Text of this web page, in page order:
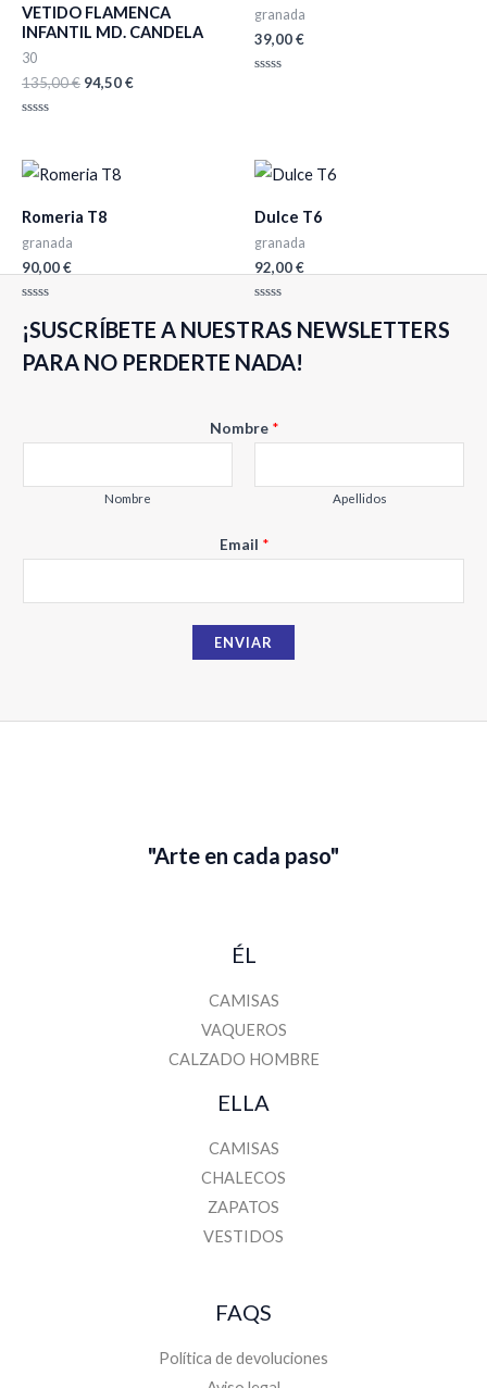
VETIDO FLAMENCA
INFANTIL MD. CANDELA
30
135,00€
135,00 €.
94,50€
94,50 €.
de
5
granada
39,00€
Romeria T8
granada
90,00€
con
0
5
Dulce T6
granada
92,00€
con
0
5
¡SUSCRÍBETE A NUESTRAS NEWSLETTERS
PARA NO PERDERTE NADA!
Nombre *
Nombre Apellidos
o
r
m
Email *
ENVIAR
"Arte en cada paso"
ÉL
CAMISAS
VAQUEROS
CALZADO HOMBRE
ELLA
CAMISAS
CHALECOS
ZAPATOS
VESTIDOS
FAQS
Política de devoluciones